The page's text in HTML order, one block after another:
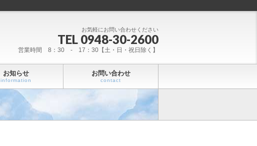
お気軽にお問い合わせください
TEL 0948-30-2600
営業時間 8：30 - 17：30【土・日・祝日除く】
お知らせ
information
お問い合わせ
contact